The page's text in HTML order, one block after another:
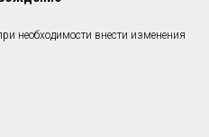
необходимости внести изменения